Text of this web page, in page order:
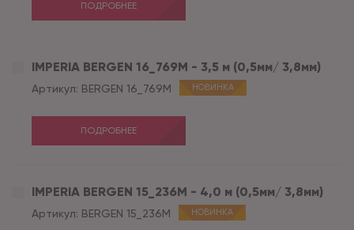
ПОДРОБНЕЕ
IMPERIA BERGEN 16_769M - 3,5 м (0,5мм/ 3,8мм)
Артикул: BERGEN 16_769M НОВИНКА
ПОДРОБНЕЕ
IMPERIA BERGEN 15_236M - 4,0 м (0,5мм/ 3,8мм)
Артикул: BERGEN 15_236M НОВИНКА